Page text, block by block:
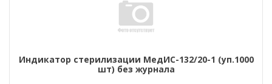
Индикатор стерилизации МедИС-132/20-1 (уп.1000
шт) без журнала